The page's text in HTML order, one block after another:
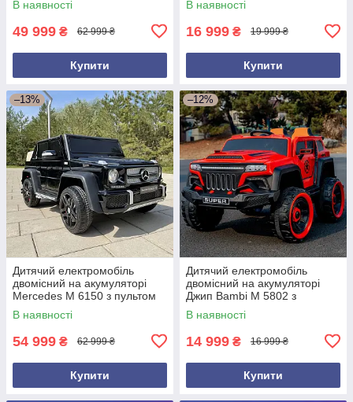
В наявності
49 999 ₴ 62 999 ₴
Купити
років Білий
В наявності
16 999 ₴ 19 999 ₴
Купити
–13%
Дитячий електромобіль
двомісний на акумуляторі
Mercedes M 6150 з пультом
р/у для дітей 3-8 років
Чорний
В наявності
54 999 ₴ 62 999 ₴
Купити
–12%
Дитячий електромобіль
двомісний на акумуляторі
Джип Bambi M 5802 з
пультом р/у для дітей 3-8
років Червоний
В наявності
14 999 ₴ 16 999 ₴
Купити